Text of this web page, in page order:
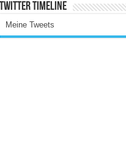
Twitter Timeline
Meine Tweets